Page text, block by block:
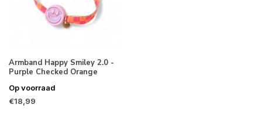
Armband Happy Smiley 2.0 -
Purple Checked Orange
Op voorraad
€18,99